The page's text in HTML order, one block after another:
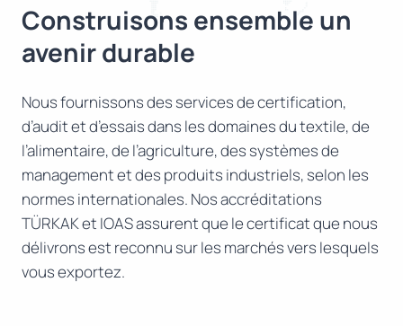
Construisons ensemble un
avenir durable
Nous fournissons des services de certification,
d’audit et d’essais dans les domaines du textile, de
l’alimentaire, de l’agriculture, des systèmes de
management et des produits industriels, selon les
normes internationales. Nos accréditations
TÜRKAK et IOAS assurent que le certificat que nous
délivrons est reconnu sur les marchés vers lesquels
vous exportez.